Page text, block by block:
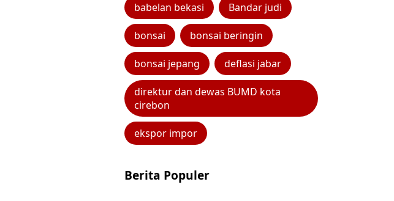
babelan bekasi Bandar judi
bonsai bonsai beringin
bonsai jepang deflasi jabar
direktur dan dewas BUMD kota
cirebon
ekspor impor
Berita Populer